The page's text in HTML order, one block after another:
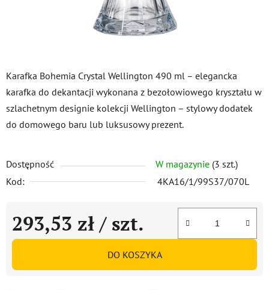
Karafka Bohemia Crystal Wellington 490 ml – elegancka
karafka do dekantacji wykonana z bezołowiowego kryształu w
szlachetnym designie kolekcji Wellington – stylowy dodatek
do domowego baru lub luksusowy prezent.
Dostępność W magazynie (3 szt.)
Kod:
4KA16/1/99S37/070L
293,53 zł / szt.
Cena jednostkowa:
DO KOSZYKA